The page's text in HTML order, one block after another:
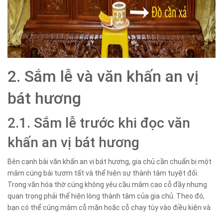
2. Sắm lễ và văn khấn an vị
bát hương
2.1. Sắm lễ trước khi đọc văn
khấn an vị bát hương
Bên cạnh bài văn khấn an vị bát hương, gia chủ cần chuẩn bị một
mâm cúng bái tươm tất và thể hiện sự thành tâm tuyệt đối.
Trong văn hóa thờ cúng không yêu cầu mâm cao cỗ đầy nhưng
quan trọng phải thể hiện lòng thành tâm của gia chủ. Theo đó,
bạn có thể cúng mâm cỗ mặn hoặc cỗ chay tùy vào điều kiện và